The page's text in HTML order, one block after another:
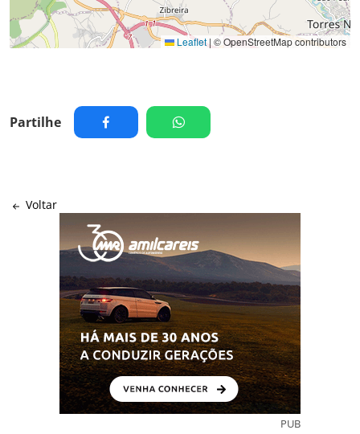
Leaflet|© OpenStreetMap contributors
Partilhe
Voltar
PUB